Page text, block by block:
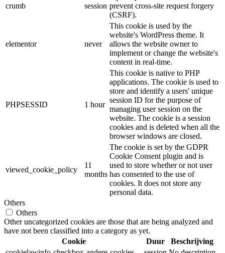
crumb session prevent cross-site request forgery
(CSRF).
elementor never
This cookie is used by the
website's WordPress theme. It
allows the website owner to
implement or change the website's
content in real-time.
PHPSESSID 1 hour
This cookie is native to PHP
applications. The cookie is used to
store and identify a users' unique
session ID for the purpose of
managing user session on the
website. The cookie is a session
cookies and is deleted when all the
browser windows are closed.
viewed_cookie_policy
11
months
The cookie is set by the GDPR
Cookie Consent plugin and is
used to store whether or not user
has consented to the use of
cookies. It does not store any
personal data.
Others
Others
Other uncategorized cookies are those that are being analyzed and
have not been classified into a category as yet.
Cookie
Duur
Beschrijving